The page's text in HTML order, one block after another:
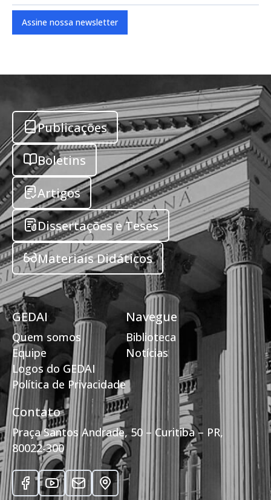
Assine nossa newsletter
Publicações
Boletins
Artigos
Dissertações e Teses
Materiais Didáticos
GEDAI
Quem somos
Equipe
Logos do GEDAI
Política de Privacidade
Navegue
Biblioteca
Notícias
Contato
Praça Santos Andrade, 50 – Curitiba – PR,
80022-300